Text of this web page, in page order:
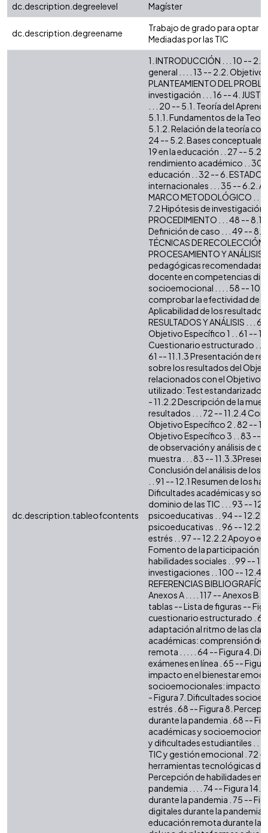
dc.description.degreelevel
Magíster
dc.description.degreename
Trabajo de grado para optar
Mediadas por las TIC
dc.description.tableofcontents
1. INTRODUCCIÓN . . . 10 -- 2.
general . . . . 13 -- 2.2.
PLANTEAMIENTO DEL
investigación . . . 16 -- 4.
. . . 20 -- 5.1. Teoría del
5.1.1. Fundamentos de la
5.1.2. Relación de la teoría
24 -- 5.2. Bases conceptuales
19 en la educación . . 27 --
rendimiento académico . . 30
educación . . 32 -- 6. ESTADO
internacionales . . . 35 -- 6.2.
MARCO METODOLÓGICO . .
7.2 Hipótesis de investigación
PROCEDIMIENTO . . . 48 --
Definición de caso . . . 49 --
TÉCNICAS DE RECOLECCIÓN
PROCESAMIENTO Y
pedagógicas recomendadas .
docente en competencias
socioemocional . . . . 58 --
comprobar la efectividad de
Aplicabilidad de los
RESULTADOS Y ANÁLISIS . . .
Objetivo Específico 1 . . 61 --
Cuestionario estructurado . .
61 -- 11.1.3 Presentación de
sobre los resultados del
relacionados con el Objetivo
utilizado: Test estandarizado
- 11.2.2 Descripción de la
resultados . . . 72 -- 11.2.4
Objetivo Específico 2 . 82 --
Objetivo Específico 3 . . 83 --
de observación y análisis de
muestra . . . 83 --
Conclusión del análisis de los
. . 91 -- 12.1 Resumen de los
Dificultades académicas y
dominio de las TIC . . . 93 --
psicoeducativas . . 94 -- 12.2
psicoeducativas . . 96 --
estrés . . 97 -- 12.2.2 Apoyo
Fomento de la participación
habilidades sociales . . 99 --
investigaciones . . 100 -- 12.4
REFERENCIAS
Anexos A . . . . 117 -- Anexos B
tablas -- Lista de figuras --
cuestionario estructurado .
adaptación al ritmo de las
académicas: comprensión de
remota . . . . . 64 -- Figura 4.
exámenes en línea . 65 --
impacto en el bienestar
socioemocionales: impacto
- Figura 7. Dificultades
estrés . 68 -- Figura 8.
durante la pandemia . 68 --
académicas y
y dificultades estudiantiles . .
TIC y gestión emocional . 72
herramientas tecnológicas
Percepción de habilidades en
pandemia . . . . 74 -- Figura
durante la pandemia . 75 --
digitales durante la pandemia
educación remota durante la